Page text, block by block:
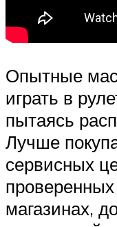
Опытные
играть в
пытаясь
Лучше
сервисных
магазинах,